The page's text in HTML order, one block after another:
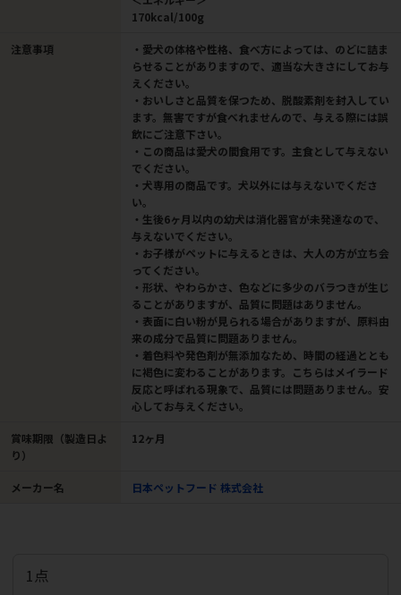
170kcal/100g
注意事項
・愛犬の体格や性格、食べ方によっては、のどに詰ま
らせることがありますので、適当な大きさにしてお与
えください。
・おいしさと品質を保つため、脱酸素剤を封入してい
ます。無害ですが食べれませんので、与える際には誤
飲にご注意下さい。
・この商品は愛犬の間食用です。主食として与えない
でください。
・犬専用の商品です。犬以外には与えないでくださ
い。
・生後6ヶ月以内の幼犬は消化器官が未発達なので、
与えないでください。
・お子様がペットに与えるときは、大人の方が立ち会
ってください。
・形状、やわらかさ、色などに多少のバラつきが生じ
ることがありますが、品質に問題はありません。
・表面に白い粉が見られる場合がありますが、原料由
来の成分で品質に問題ありません。
・着色料や発色剤が無添加なため、時間の経過ととも
に褐色に変わることがあります。こちらはメイラード
反応と呼ばれる現象で、品質には問題ありません。安
心してお与えください。
賞味期限（製造日よ
り）
12ヶ月
メーカー名 日本ペットフード 株式会社
1点